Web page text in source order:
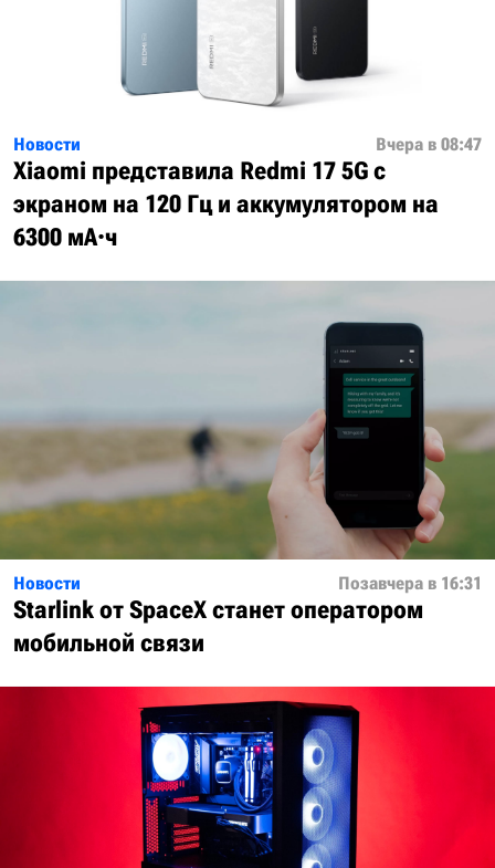
Новости Вчера в 08:47
Xiaomi представила Redmi 17 5G с
экраном на 120 Гц и аккумулятором на
6300 мА·ч
Новости Позавчера в 16:31
Starlink от SpaceX станет оператором
мобильной связи